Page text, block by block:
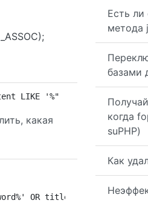
Есть ли
метода
базами
когда
suPHP)
Как
LIKE '%" . $keyword
какая
OR title LIKE